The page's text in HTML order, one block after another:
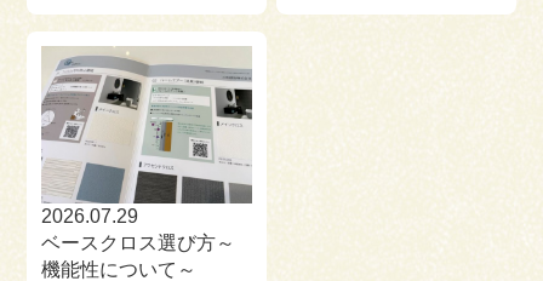
2026.07.29
ベースクロス選び方～
機能性について～